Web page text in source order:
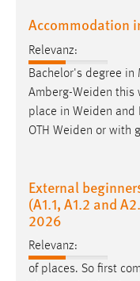
Accommodation
Relevanz:
Bachelor's degree in
Amberg-Weiden this
place in Weiden and
OTH Weiden or with
External
(A1.1, A1.2 and
2026
Relevanz:
of places. So first
Cookie Laufzeit:
MibewSessionID,
Login
Zweck:
Dieser Cookie ist
einloggen zu
Cookie Laufzeit: